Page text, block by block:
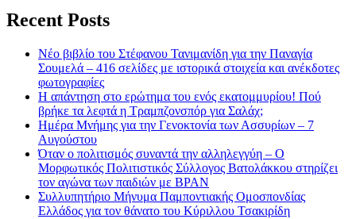
Recent Posts
Νέο βιβλίο του Στέφανου Τανιμανίδη για την Παναγία
Σουμελά – 416 σελίδες με ιστορικά στοιχεία και ανέκδοτες
φωτογραφίες
Η απάντηση στο ερώτημα του ενός εκατομμυρίου! Πού
βρήκε τα λεφτά η Τραμπζονσπόρ για Σαλάχ;
Ημέρα Μνήμης για την Γενοκτονία των Ασσυρίων – 7
Αυγούστου
Όταν ο πολιτισμός συναντά την αλληλεγγύη – Ο
Μορφωτικός Πολιτιστικός Σύλλογος Βατολάκκου στηρίζει
τον αγώνα των παιδιών με BPAN
Συλλυπητήριο Μήνυμα Παμποντιακής Ομοσπονδίας
Ελλάδος για τον θάνατο του Κύριλλου Τσακιρίδη